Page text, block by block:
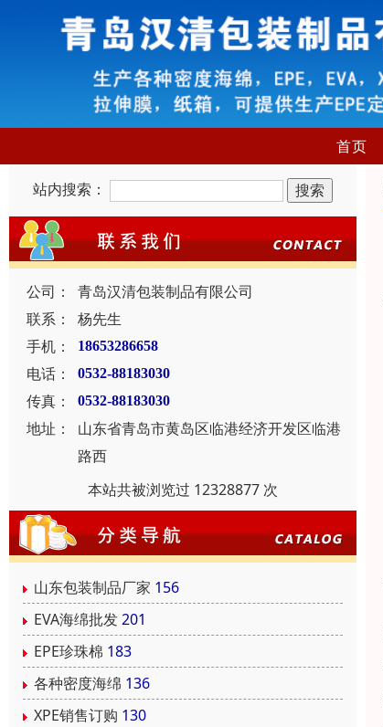
首页
站内搜索：
公司：
青岛汉清包装制品有限公司
联系：
杨先生
手机：
18653286658
电话： 0532-88183030
传真： 0532-88183030
地址：
山东省青岛市黄岛区临港经济开发区临港
路西
本站共被浏览过 12328877 次
山东包装制品厂家 156
EVA海绵批发201
EPE珍珠棉 183
各种密度海绵 136
XPE销售订购 130